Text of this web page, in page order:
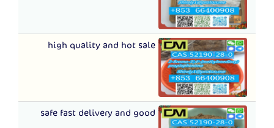
high quality and hot sale
safe fast delivery and good